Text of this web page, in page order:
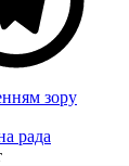
зору
рада